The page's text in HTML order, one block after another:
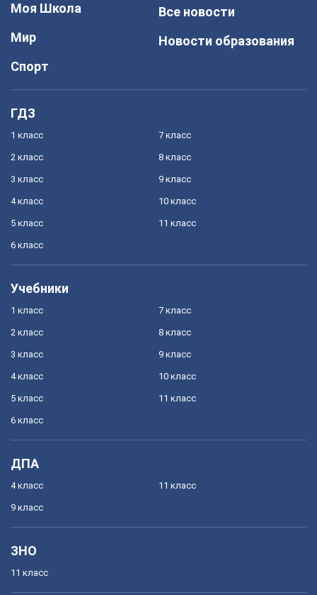
Моя Школа
Мир
Спорт
Все новости
Новости образования
ГДЗ
1 класс
2 класс
3 класс
4 класс
5 класс
6 класс
7 класс
8 класс
9 класс
10 класс
11 класс
Учебники
1 класс
2 класс
3 класс
4 класс
5 класс
6 класс
7 класс
8 класс
9 класс
10 класс
11 класс
ДПА
4 класс
9 класс
11 класс
ЗНО
11 класс